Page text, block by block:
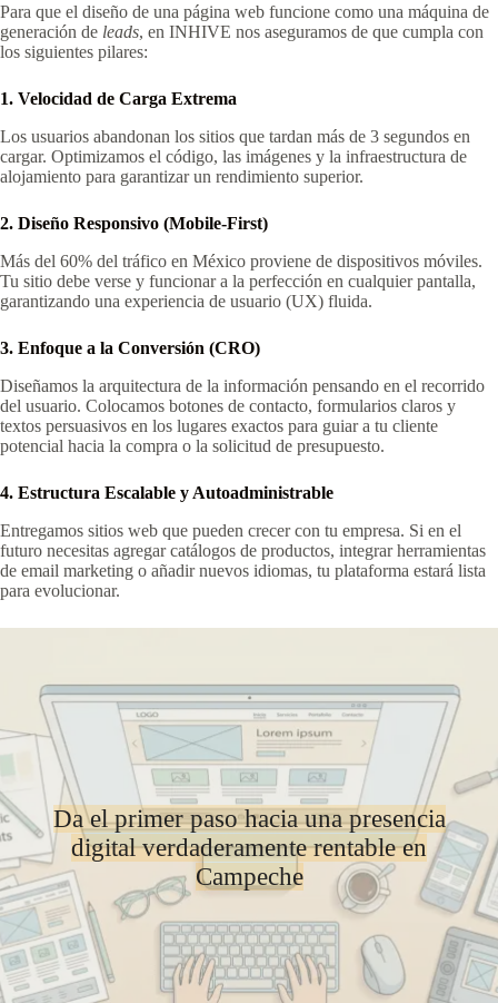
Para que el diseño de una página web funcione como una máquina de
generación de leads, en INHIVE nos aseguramos de que cumpla con
los siguientes pilares:
1. Velocidad de Carga Extrema
Los usuarios abandonan los sitios que tardan más de 3 segundos en
cargar. Optimizamos el código, las imágenes y la infraestructura de
alojamiento para garantizar un rendimiento superior.
2. Diseño Responsivo (Mobile-First)
Más del 60% del tráfico en México proviene de dispositivos móviles.
Tu sitio debe verse y funcionar a la perfección en cualquier pantalla,
garantizando una experiencia de usuario (UX) fluida.
3. Enfoque a la Conversión (CRO)
Diseñamos la arquitectura de la información pensando en el recorrido
del usuario. Colocamos botones de contacto, formularios claros y
textos persuasivos en los lugares exactos para guiar a tu cliente
potencial hacia la compra o la solicitud de presupuesto.
4. Estructura Escalable y Autoadministrable
Entregamos sitios web que pueden crecer con tu empresa. Si en el
futuro necesitas agregar catálogos de productos, integrar herramientas
de email marketing o añadir nuevos idiomas, tu plataforma estará lista
para evolucionar.
Da el primer paso hacia una presencia
digital verdaderamente rentable en
Campeche